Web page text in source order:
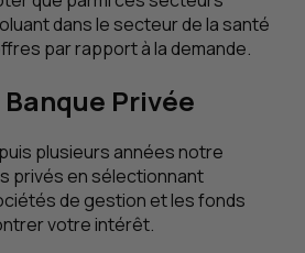
dans le secteur de la santé
par rapport à la demande.
Banque Privée
plusieurs années notre
privés en sélectionnant
de gestion et les fonds
votre intérêt.